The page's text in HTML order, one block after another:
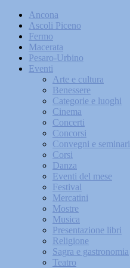
Ancona
Ascoli Piceno
Fermo
Macerata
Pesaro-Urbino
Eventi
Arte e cultura
Benessere
Categorie e luoghi
Cinema
Concerti
Concorsi
Convegni e seminari
Corsi
Danza
Eventi del mese
Festival
Mercatini
Mostre
Musica
Presentazione libri
Religione
Sagra e gastronomia
Teatro